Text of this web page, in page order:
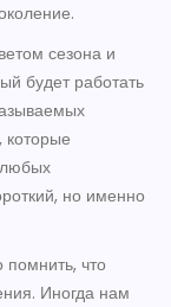
сезона и
будет работать
которые
но именно
помнить, что
Иногда нам